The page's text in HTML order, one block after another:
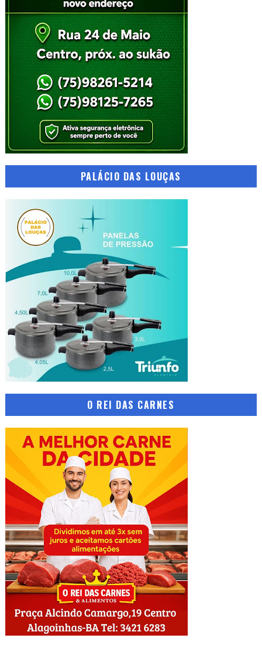
PALÁCIO DAS LOUÇAS
O REI DAS CARNES